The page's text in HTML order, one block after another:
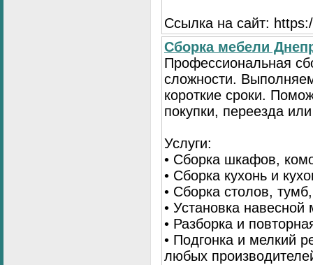
Ссылка на сайт:
Сборка мебели
Профессиональная
сложности.
короткие сроки.
покупки, переезда
Услуги:
• Сборка шкафов,
• Сборка кухонь и
• Сборка столов,
• Установка
• Разборка и
• Подгонка и мелкий
любых